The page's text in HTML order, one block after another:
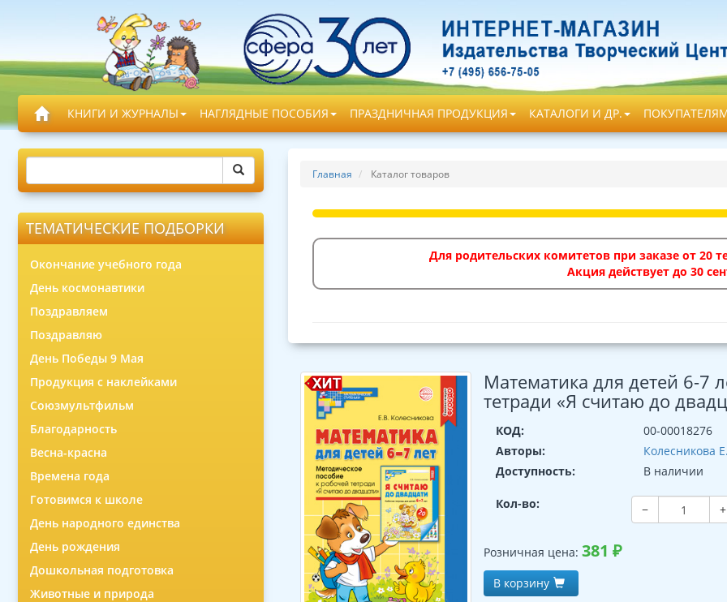
КНИГИ И ЖУРНАЛЫ НАГЛЯДНЫЕ ПОСОБИЯ ПРАЗДНИЧНАЯ ПРОДУКЦИЯ КАТАЛОГИ И ДР.
ТЕМАТИЧЕСКИЕ ПОДБОРКИ
Окончание учебного года
День космонавтики
Поздравляем
Поздравляю
День Победы 9 Мая
Продукция с наклейками
Союзмультфильм
Благодарность
Весна-красна
Времена года
Готовимся к школе
День народного единства
День рождения
Дошкольная подготовка
Животные и природа
Главная Каталог товаров
Для родительских комитетов при заказе от 20
Акция действует до 30
Математика для детей 6-7
тетради «Я считаю до
КОД:
00-00018276
Авторы:
Колесникова
Доступность:
В наличии
Кол-во: − +
Розничная цена:381₽
В корзину